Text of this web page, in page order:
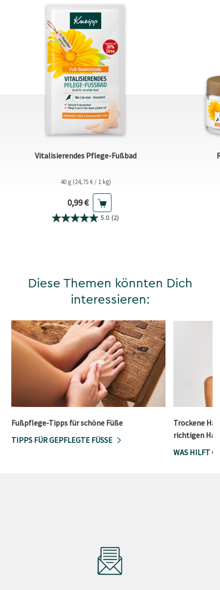
Vitalisierendes Pflege-Fußbad
40 g (24,75 € / 1 kg)
Aktueller Preis
0,99 €
5.0 (2)
Diese Themen könnten Dich
interessieren:
Fußpflege-Tipps für schöne Füße
TIPPS FÜR GEPFLEGTE FÜSSE
Trockene
richtigen
WAS HILFT